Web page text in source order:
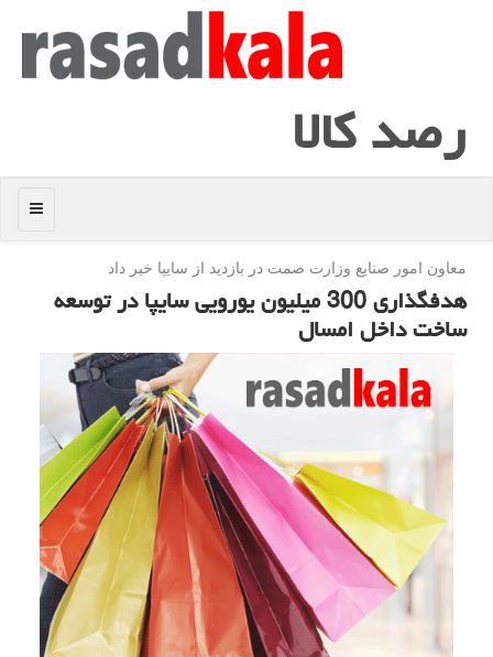
رصد كالا
منو
معاون امور صنایع وزارت صمت در بازدید از سایپا خبر داد
هدفگذاری 300 میلیون یورویی سایپا در توسعه
ساخت داخل امسال